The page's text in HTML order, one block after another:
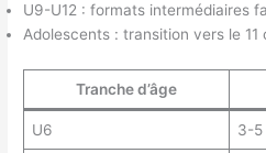
U9-U12 : formats intermédiaires
Adolescents : transition vers le 11
Tranche d’âge
U6 3-5